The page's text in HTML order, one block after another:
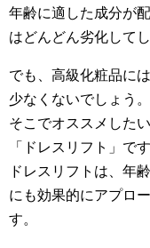
年齢に適した成分が
はどんどん劣化して
でも、高級化粧品に
少なくないでしょう。
そこでオススメした
「ドレスリフト」です
ドレスリフトは、年
にも効果的にアプロ
す。